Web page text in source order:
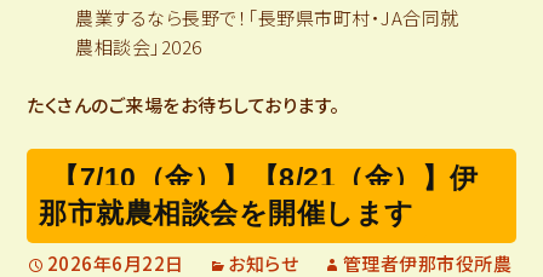
農業するなら長野で！「長野県市町村・JA合同就
農相談会」2026
たくさんのご来場をお待ちしております。
【7/10（金）】【8/21（金）】伊
那市就農相談会を開催します
2026年6月22日 お知らせ
管理者伊那市役所農